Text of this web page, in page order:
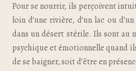
Pour se nourrir, ils perçoivent
loin d’une rivière, d’un lac ou
dans un désert stérile. Ils sont au
psychique et émotionnelle quand
de se baigner, soit d’être en